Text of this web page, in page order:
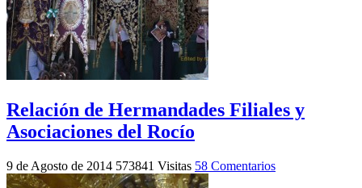
Relación de Hermandades Filiales y
Asociaciones del Rocío
9 de Agosto de 2014 573841 Visitas 58 Comentarios